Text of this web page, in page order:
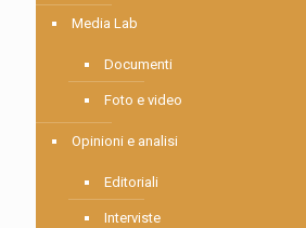
Media Lab
Documenti
Foto e video
Opinioni e analisi
Editoriali
Interviste